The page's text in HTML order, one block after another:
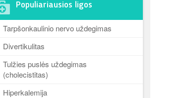
Populiariausios ligos
Tarpšonkaulinio nervo uždegimas
Divertikulitas
Tulžies puslės uždegimas
(cholecistitas)
Hiperkalemija